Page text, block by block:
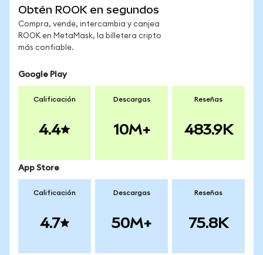
Obtén ROOK en segundos
Compra, vende, intercambia y canjea
ROOK en MetaMask, la billetera cripto
más confiable.
Google Play
Calificación
4.4
Descargas
10M+
Reseñas
483.9K
App Store
Calificación
4.7
Descargas
50M+
Reseñas
75.8K